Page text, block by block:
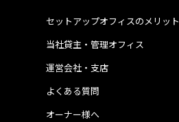
運営会社・支店
よくある質問
当社貸主・管理オフィス
オーナー様へ
セットアップオフィスのメリット